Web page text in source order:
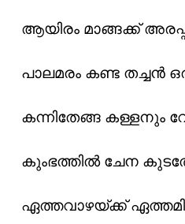
ആയിരം മാങ്ങക്ക്
പാലമരം കണ്ട തച്ചൻ
കന്നിതേങ്ങ കള്ളനും
കുംഭത്തിൽ ചേന
ഏത്തവാഴയ്ക്ക്‌